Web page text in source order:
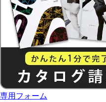
専用フォーム